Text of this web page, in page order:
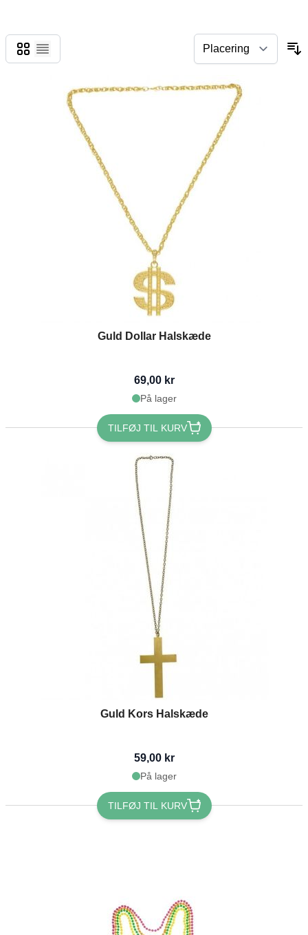
Gitter
Liste
Guld Dollar Halskæde
69,00 kr
På lager
TILFØJ TIL KURV
Guld Kors Halskæde
59,00 kr
På lager
TILFØJ TIL KURV